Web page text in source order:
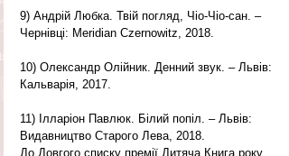
9) Андрій Любка. Твій погляд, Чіо-Чіо-сан. –
Чернівці: Meridian Czernowitz, 2018.
10) Олександр Олійник. Денний звук. – Львів:
Кальварія, 2017.
11) Ілларіон Павлюк. Білий попіл. – Львів:
Видавництво Старого Лева, 2018.
До Довгого списку премії Дитяча Книга року